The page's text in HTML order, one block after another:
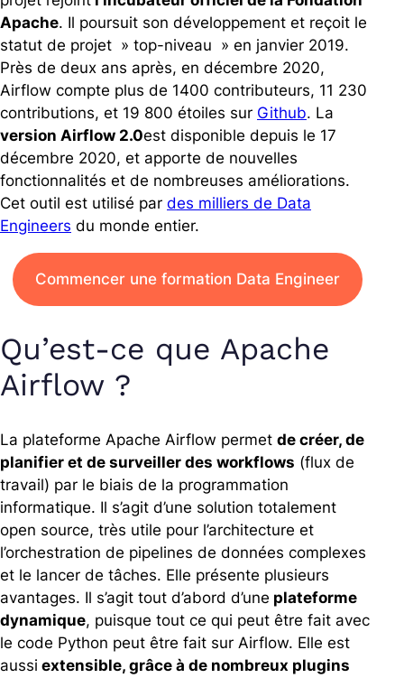
Apache. Il poursuit son développement et reçoit le
statut de projet » top-niveau » en janvier 2019.
Près de deux ans après, en décembre 2020,
Airflow compte plus de 1400 contributeurs, 11 230
contributions, et 19 800 étoiles sur Github. La
version Airflow 2.0est disponible depuis le 17
décembre 2020, et apporte de nouvelles
fonctionnalités et de nombreuses améliorations.
Cet outil est utilisé par des milliers de Data
Engineers du monde entier.
Commencer une formation Data Engineer
Qu’est-ce que Apache
Airflow ?
La plateforme Apache Airflow permet de créer, de
planifier et de surveiller des workflows (flux de
travail) par le biais de la programmation
informatique. Il s’agit d’une solution totalement
open source, très utile pour l’architecture et
l’orchestration de pipelines de données complexes
et le lancer de tâches. Elle présente plusieurs
avantages. Il s’agit tout d’abord d’une plateforme
dynamique, puisque tout ce qui peut être fait avec
le code Python peut être fait sur Airflow. Elle est
aussi extensible, grâce à de nombreux plugins